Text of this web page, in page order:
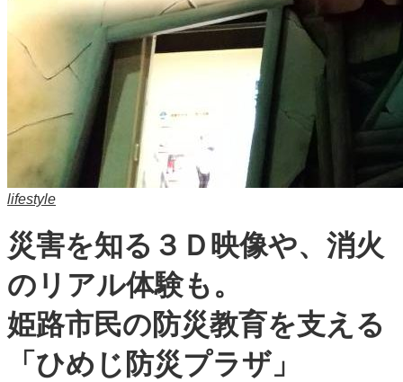
lifestyle
災害を知る３Ｄ映像や、消火
のリアル体験も。
姫路市民の防災教育を支える
「ひめじ防災プラザ」